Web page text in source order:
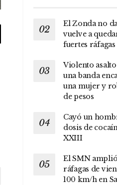
El Zonda no
vuelve a
fuertes
Violento
una banda
una mujer y
de pesos
Cayó un
dosis de
XXIII
El SMN
ráfagas de
100 km/h en